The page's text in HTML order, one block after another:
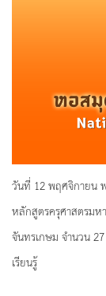
วันที่ 12 พฤศจิกายน
หลักสูตรครุศาสตรม
จันทรเกษม จำนวน
เรียนรู้